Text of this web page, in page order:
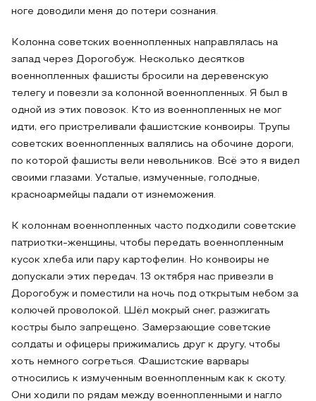
ноге доводили меня до потери сознания.
Колонна советских военнопленных направлялась на
запад через Дорогобуж. Несколько десятков
военнопленных фашисты бросили на деревенскую
телегу и повезли за колонной военнопленных. Я был в
одной из этих повозок. Кто из военнопленных не мог
идти, его пристреливали фашистские конвоиры. Трупы
советских военнопленных валялись на обочине дороги,
по которой фашисты вели невольников. Всё это я видел
своими глазами. Усталые, измученные, голодные,
красноармейцы падали от изнеможения.
К колоннам военнопленных часто подходили советские
патриотки-женщины, чтобы передать военнопленным
кусок хлеба или пару картофелин. Но конвоиры не
допускали этих передач. 13 октября нас привезли в
Дорогобуж и поместили на ночь под открытым небом за
колючей проволокой. Шёл мокрый снег, разжигать
костры было запрещено. Замерзающие советские
солдаты и офицеры прижимались друг к другу, чтобы
хоть немного согреться. Фашистские варвары
относились к измученным военнопленным как к скоту.
Они ходили по рядам между военнопленными и нагло